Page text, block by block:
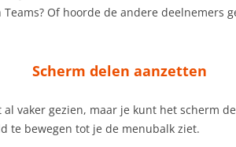
Of hoorde de andere deelnemers
Scherm delen aanzetten
vaker gezien, maar je kunt het scherm
te bewegen tot je de menubalk ziet.